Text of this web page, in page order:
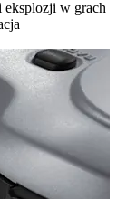
eksplozji w grach